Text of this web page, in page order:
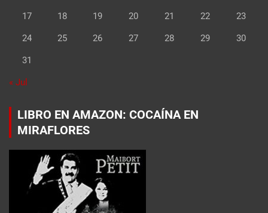
17 18 19 20 21 22 23
24 25 26 27 28 29 30
31
« Jul
LIBRO EN AMAZON: COCAÍNA EN
MIRAFLORES